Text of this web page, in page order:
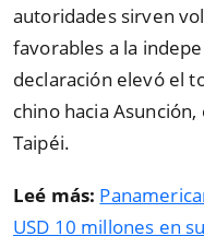
autoridades sirven
favorables a la
declaración elevó el
chino hacia
Taipéi.
Leé más:
USD 10 millones en